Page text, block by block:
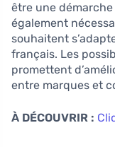
être une
également
souhaitent
français. Les
promettent
entre marques et
À DÉCOUVRIR :